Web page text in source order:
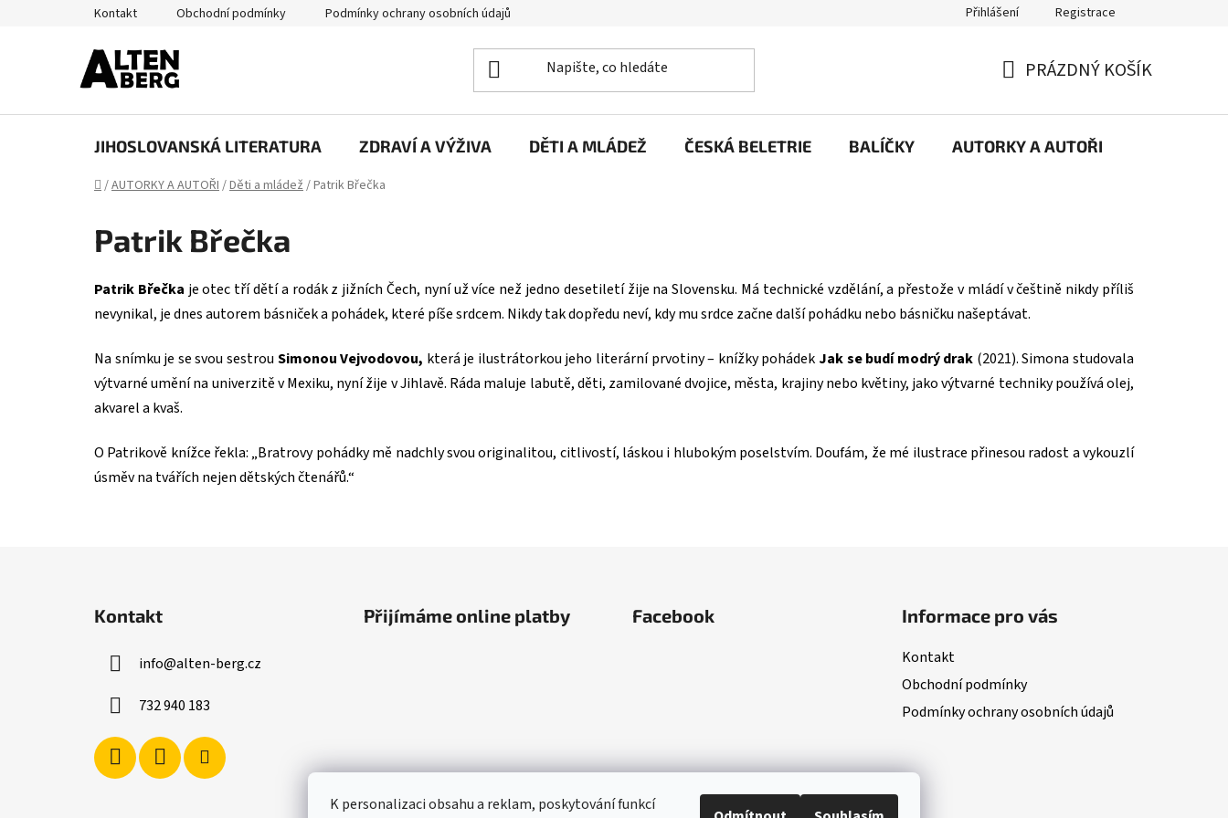
K personalizaci obsahu a reklam, poskytování funkcí
Kontakt Obchodní podmínky Podmínky ochrany osobních údajů Přihlášení Registrace
KOŠÍK
PRÁZDNÝ KOŠÍK
JIHOSLOVANSKÁ LITERATURA ZDRAVÍ A VÝŽIVA DĚTI A MLÁDEŽ ČESKÁ BELETRIE BALÍČKY AUTORKY A AUTOŘI
Domů
/AUTORKY A AUTOŘI/Děti a mládež/Patrik Břečka
Patrik Břečka
Patrik Břečka je otec tří dětí a rodák z jižních Čech, nyní už více než jedno desetiletí žije na Slovensku. Má technické vzdělání, a přestože v mládí v češtině nikdy příliš
nevynikal, je dnes autorem básniček a pohádek, které píše srdcem. Nikdy tak dopředu neví, kdy mu srdce začne další pohádku nebo básničku našeptávat.
Na snímku je se svou sestrou Simonou Vejvodovou, která je ilustrátorkou jeho literární prvotiny – knížky pohádekJak se budí modrý drak (2021). Simona studovala
výtvarné umění na univerzitě v Mexiku, nyní žije v Jihlavě. Ráda maluje labutě, děti, zamilované dvojice, města, krajiny nebo květiny, jako výtvarné techniky používá olej,
akvarel a kvaš.
O Patrikově knížce řekla: „Bratrovy pohádky mě nadchly svou originalitou, citlivostí, láskou i hlubokým poselstvím. Doufám, že mé ilustrace přinesou radost a vykouzlí
úsměv na tvářích nejen dětských čtenářů.“
Kontakt
info@alten-berg.cz
732 940 183
Přijímáme online platby Facebook Informace pro vás
Kontakt
Obchodní podmínky
Podmínky ochrany osobních údajů